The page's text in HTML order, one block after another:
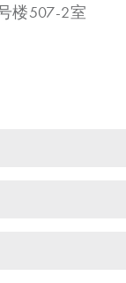
楼507-2室